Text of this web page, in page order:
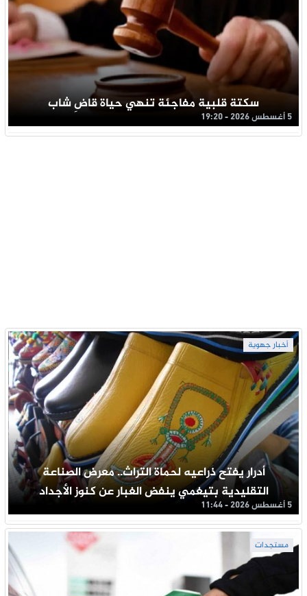
سكتة قلبية مفاجئة تنهي حياة قاضِ شاب
5 أغسطس 2026 - 19:20
أخبار جهوية
أدرار يفتح ذراعيه لحماة التراث.. معرض الصناعة
التقليدية بتيغمي ينفض الغبار عن كنوز الأجداد
5 أغسطس 2026 - 11:44
مستجدات